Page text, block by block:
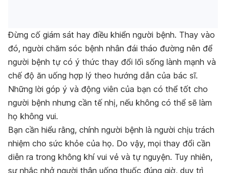
Đừng cố giám sát hay điều khiển người bệnh. Thay vào
đó, người chăm sóc bệnh nhân đái tháo đường nên để
người bệnh tự có ý thức thay đổi lối sống lành mạnh và
chế độ ăn uống hợp lý theo hướng dẫn của bác sĩ.
Những lời góp ý và động viên của bạn có thể tốt cho
người bệnh nhưng cần tế nhị, nếu không có thể sẽ làm
họ không vui.
Bạn cần hiểu rằng, chính người bệnh là người chịu trách
nhiệm cho sức khỏe của họ. Do vậy, mọi thay đổi cần
diễn ra trong không khí vui vẻ và tự nguyện. Tuy nhiên,
sự nhắc nhở người thân uống thuốc đúng giờ, duy trì